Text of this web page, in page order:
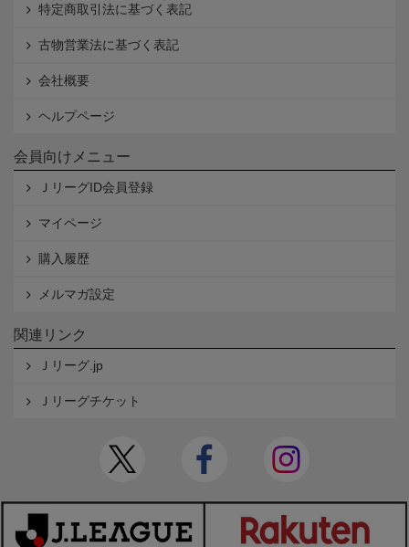
特定商取引法に基づく表記
古物営業法に基づく表記
会社概要
ヘルプページ
会員向けメニュー
ＪリーグID会員登録
マイページ
購入履歴
メルマガ設定
関連リンク
Ｊリーグ.jp
Ｊリーグチケット